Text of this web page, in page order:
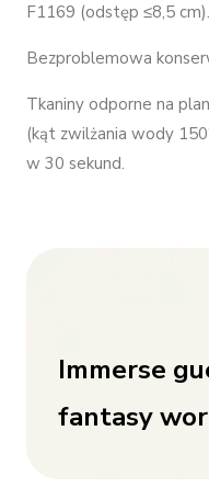
F1169 (odstęp ≤8,5 cm).
Bezproblemowa
Tkaniny odporne na
(kąt zwilżania wody
w 30 sekund.
Immerse
fantasy